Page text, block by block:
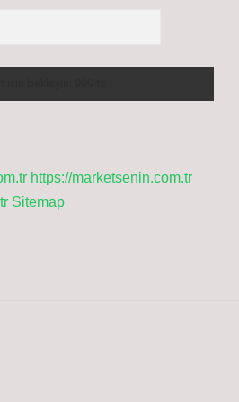
https://marketsenin.com.tr
Sitemap